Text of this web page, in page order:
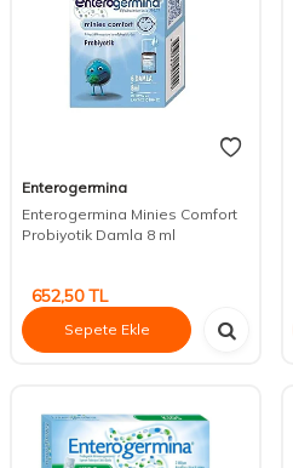
Enterogermina
Enterogermina Minies Comfort
Probiyotik Damla 8 ml
652,50TL
Sepete Ekle